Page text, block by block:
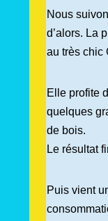
Nous
d’alors. La
au très chic
Elle profite
quelques
de bois.
Le résultat
Puis vient